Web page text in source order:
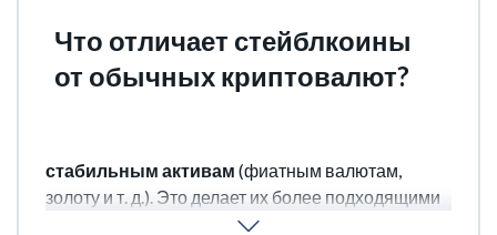
Что отличает стейблкоины
от обычных криптовалют?
стабильным активам (фиатным валютам,
золоту и т. д.). Это делает их более подходящими
для платежей, хранения и интеграции в